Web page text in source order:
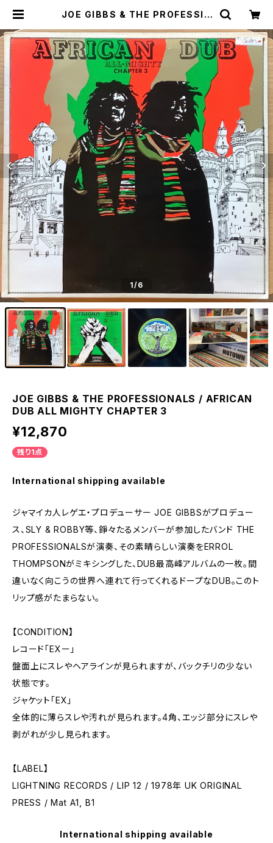
JOE GIBBS & THE PROFESSIO
HTY CHAPTER 3 | Plastic Sou
l Records
1/6
JOE GIBBS & THE PROFESSIONALS / AFRICAN
DUB ALL MIGHTY CHAPTER 3
¥12,870
残り1点
International shipping available
ジャマイカ人レゲエ・プロデューサー JOE GIBBSがプロデュー
ス、SLY & ROBBY等、錚々たるメンバーが参加したバンド THE
PROFESSIONALSが演奏、その素晴らしい演奏をERROL
THOMPSONがミキシングした、DUB最高峰アルバムの一枚。間
違いなく向こうの世界へ連れて行ってくれるドープなDUB。このト
リップ感がたまらない。
【CONDITION】
レコード「EXー」
盤面上にスレやヘアラインが見られますが、バックチリの少ない
状態です。
ジャケット「EX」
全体的に薄らスレや汚れが見られます。4角、エッジ部分にスレや
剥がれが少し見られます。
【LABEL】
LIGHTNING RECORDS / LIP 12 / 1978年 UK ORIGINAL
PRESS / Mat A1, B1
International shipping available